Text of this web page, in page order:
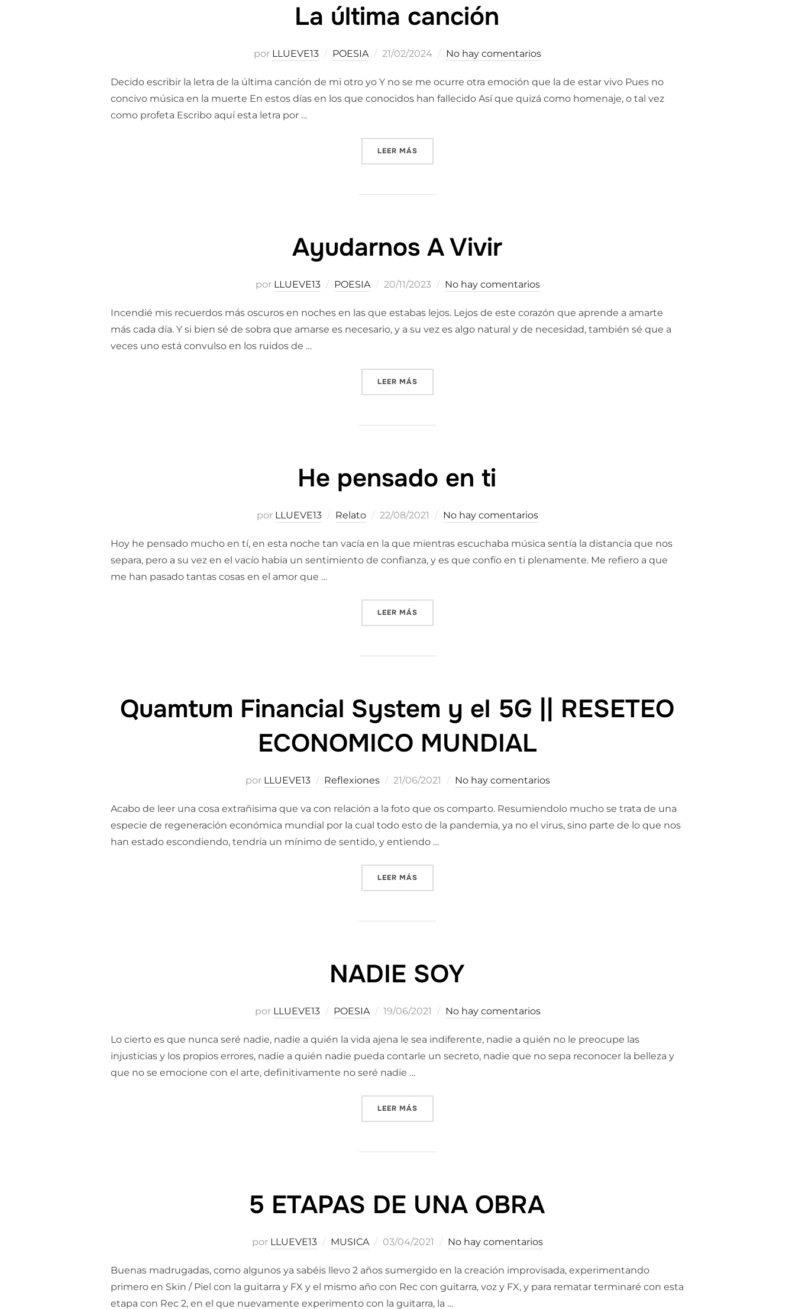
La última canción
por LLUEVE13 POESIA
Publicado
21/02/2024 No hay comentarios
Decido escribir la letra de la última canción de mi otro yo Y no se me ocurre otra emoción que la de estar vivo Pues no
concivo música en la muerte En estos días en los que conocidos han fallecido Así que quizá como homenaje, o tal vez
como profeta Escribo aquí esta letra por …
LEER MÁS
Ayudarnos A Vivir
por LLUEVE13 POESIA
Publicado
20/11/2023 No hay comentarios
Incendié mis recuerdos más oscuros en noches en las que estabas lejos. Lejos de este corazón que aprende a amarte
más cada día. Y si bien sé de sobra que amarse es necesario, y a su vez es algo natural y de necesidad, también sé que a
veces uno está convulso en los ruidos de …
LEER MÁS
He pensado en ti
por LLUEVE13 Relato
Publicado
22/08/2021 No hay comentarios
Hoy he pensado mucho en tí, en esta noche tan vacía en la que mientras escuchaba música sentía la distancia que nos
separa, pero a su vez en el vacío habia un sentimiento de confianza, y es que confío en ti plenamente. Me refiero a que
me han pasado tantas cosas en el amor que …
LEER MÁS
Quamtum Financial System y el 5G || RESETEO
ECONOMICO MUNDIAL
por LLUEVE13 Reflexiones
Publicado
21/06/2021 No hay comentarios
Acabo de leer una cosa extrañisima que va con relación a la foto que os comparto. Resumiendolo mucho se trata de una
especie de regeneración económica mundial por la cual todo esto de la pandemia, ya no el virus, sino parte de lo que nos
han estado escondiendo, tendría un mínimo de sentido, y entiendo …
LEER MÁS
NADIE SOY
por LLUEVE13 POESIA
Publicado
19/06/2021 No hay comentarios
Lo cierto es que nunca seré nadie, nadie a quién la vida ajena le sea indiferente, nadie a quién no le preocupe las
injusticias y los propios errores, nadie a quién nadie pueda contarle un secreto, nadie que no sepa reconocer la belleza y
que no se emocione con el arte, definitivamente no seré nadie …
LEER MÁS
5 ETAPAS DE UNA OBRA
por LLUEVE13 MUSICA
Publicado
03/04/2021 No hay comentarios
Buenas madrugadas, como algunos ya sabéis llevo 2 años sumergido en la creación improvisada, experimentando
primero en Skin / Piel con la guitarra y FX y el mismo año con Rec con guitarra, voz y FX, y para rematar terminaré con esta
etapa con Rec 2, en el que nuevamente experimento con la guitarra, la …